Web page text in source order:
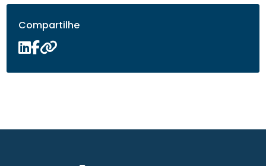
Compartilhe